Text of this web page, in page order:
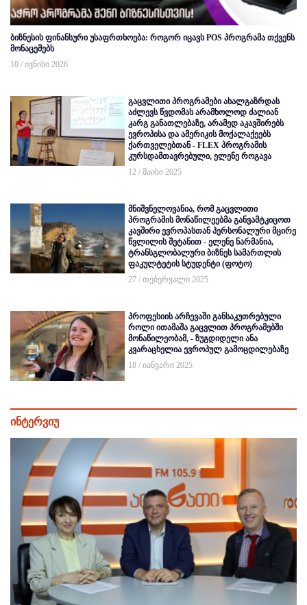
ბიზნესის ფინანსური უსაფრთხოება: როგორ იცავს POS პროგრამა თქვენს
მონაცემებს
10 / ივნისი 2026
გაცვლითი პროგრამები ახალგაზრდას
აძლევს წვდომას არამხოლოდ ძალიან
კარგ განათლებაზე, არამედ აკავშირებს
ევროპისა და ამერიკის მოქალაქეებს
ქართველებთან - FLEX პროგრამის
კურსდამთავრებული, ელენე როგავა
12 / მაისი 2025
მნიშვნელოვანია, რომ გაცვლითი
პროგრამის მონაწილეებმა განვამტკიცოთ
კავშირი ევროპასთან პერსონალური მცირე
წვლილის შეტანით - ელენე ნარმანია,
ტრანსგლობალური ბიზნეს სამართლის
ფაკულტეტის სტუდენტი (ფოტო)
27 / თებერვალი 2025
პროფესიის არჩევაში განსაკუთრებული
როლი ითამაშა გაცვლით პროგრამებში
მონაწილეობამ, - ზუგდიდელი ანა
კვარაცხელია ევროპულ გამოცდილებაზე
18 / იანვარი 2025
ინტერვიუ